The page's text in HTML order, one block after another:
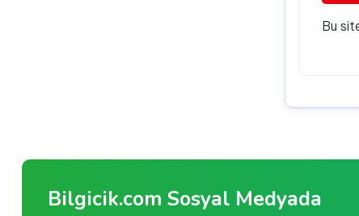
Bu
Bilgicik.com Sosyal Medyada